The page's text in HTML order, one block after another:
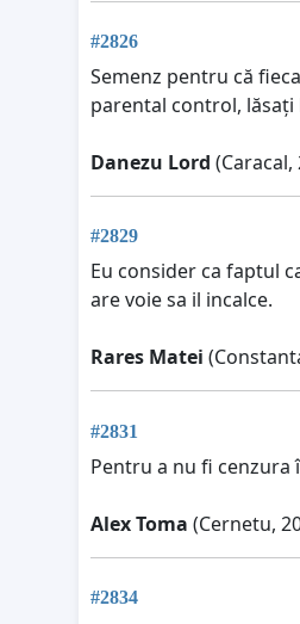
#2826
Semenz pentru că
parental control, lăsați
Danezu Lord (Caracal,
#2829
Eu consider ca faptul
are voie sa il incalce.
Rares Matei
#2831
Pentru a nu fi cenzura
Alex Toma (Cernetu,
#2834